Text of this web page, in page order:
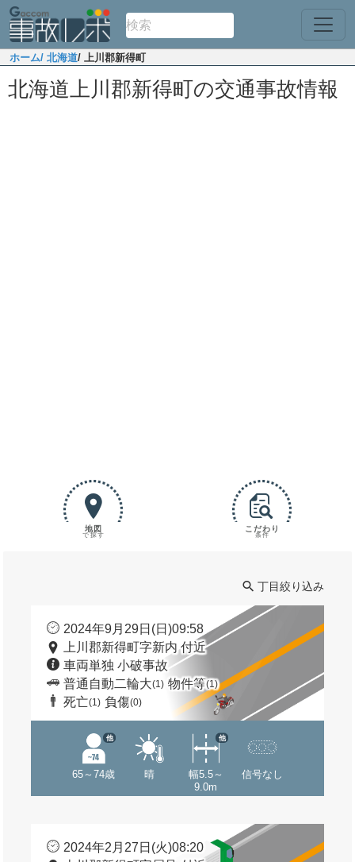
ホーム/ 北海道/ 上川郡新得町
北海道上川郡新得町の交通事故情報
地図
で探す
こだわり
条件
丁目絞り込み
2024年9月29日(日)09:58
上川郡新得町字新内 付近
車両単独 小破事故
普通自動二輪大(1) 物件等(1)
死亡(1) 負傷(0)
65～74歳
他
晴
幅5.5～
9.0m
他
信号なし
2024年2月27日(火)08:20